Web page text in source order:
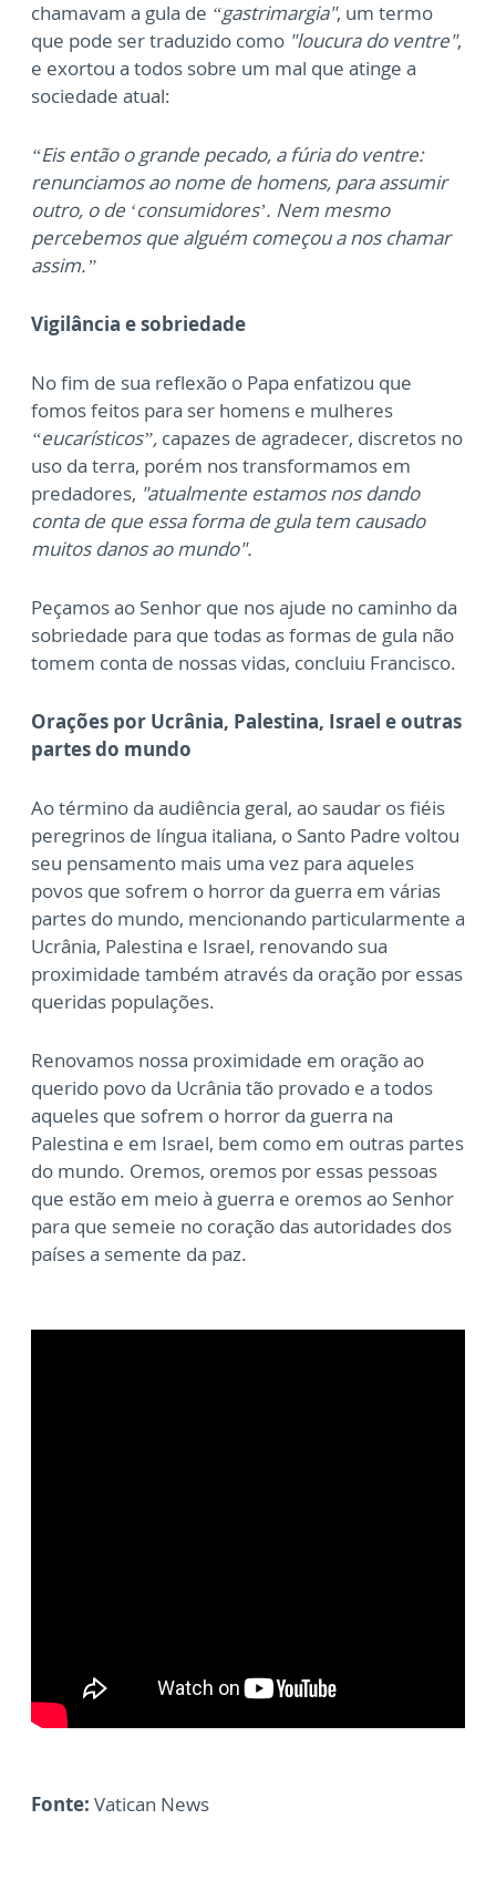
chamavam a gula de “gastrimargia", um termo
que pode ser traduzido como "loucura do ventre",
e exortou a todos sobre um mal que atinge a
sociedade atual:
“Eis então o grande pecado, a fúria do ventre:
renunciamos ao nome de homens, para assumir
outro, o de ‘consumidores’. Nem mesmo
percebemos que alguém começou a nos chamar
assim.”
Vigilância e sobriedade
No fim de sua reflexão o Papa enfatizou que
fomos feitos para ser homens e mulheres
“eucarísticos”, capazes de agradecer, discretos no
uso da terra, porém nos transformamos em
predadores, "atualmente estamos nos dando
conta de que essa forma de gula tem causado
muitos danos ao mundo".
Peçamos ao Senhor que nos ajude no caminho da
sobriedade para que todas as formas de gula não
tomem conta de nossas vidas, concluiu Francisco.
Orações por Ucrânia, Palestina, Israel e outras
partes do mundo
Ao término da audiência geral, ao saudar os fiéis
peregrinos de língua italiana, o Santo Padre voltou
seu pensamento mais uma vez para aqueles
povos que sofrem o horror da guerra em várias
partes do mundo, mencionando particularmente a
Ucrânia, Palestina e Israel, renovando sua
proximidade também através da oração por essas
queridas populações.
Renovamos nossa proximidade em oração ao
querido povo da Ucrânia tão provado e a todos
aqueles que sofrem o horror da guerra na
Palestina e em Israel, bem como em outras partes
do mundo. Oremos, oremos por essas pessoas
que estão em meio à guerra e oremos ao Senhor
para que semeie no coração das autoridades dos
países a semente da paz.
Fonte: Vatican News